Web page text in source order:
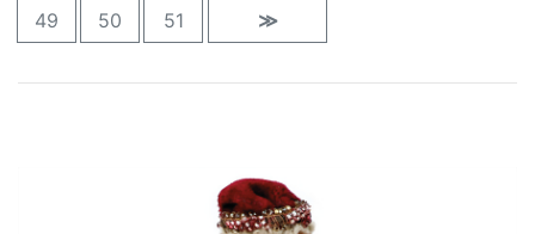
49 50 51 ≫